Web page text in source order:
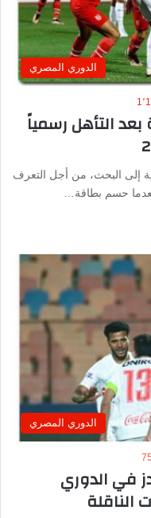
الدوري المصري
بعد التأهل رسمياً
إلى البحث، من أجل التعرف
حسم بطاقة…
الدوري المصري
في الدوري